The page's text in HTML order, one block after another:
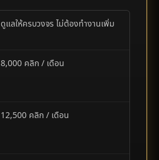
ดูแลให้ครบวงจร ไม่ต้องทำงานเพิ่ม
8,000 คลิก / เดือน
12,500 คลิก / เดือน